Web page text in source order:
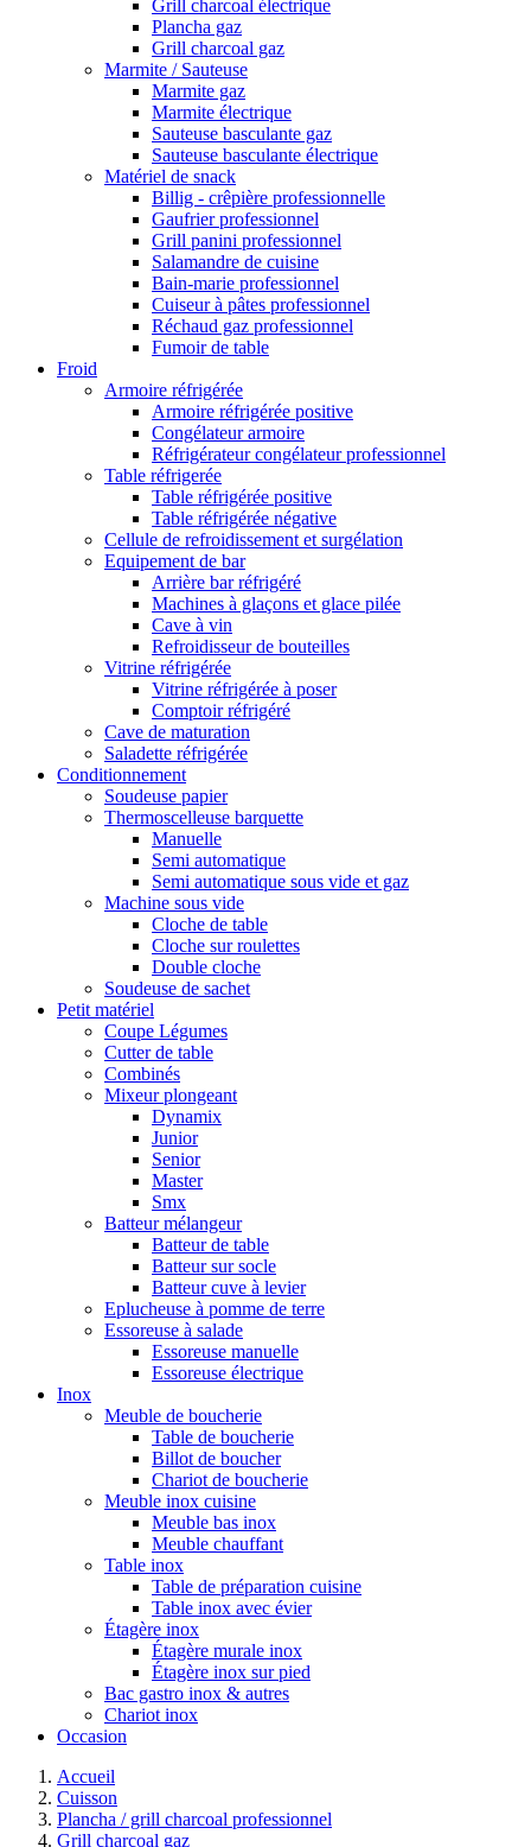
Grill charcoal électrique
Plancha gaz
Grill charcoal gaz
Marmite / Sauteuse
Marmite gaz
Marmite électrique
Sauteuse basculante gaz
Sauteuse basculante électrique
Matériel de snack
Billig - crêpière professionnelle
Gaufrier professionnel
Grill panini professionnel
Salamandre de cuisine
Bain-marie professionnel
Cuiseur à pâtes professionnel
Réchaud gaz professionnel
Fumoir de table
Froid
Armoire réfrigérée
Armoire réfrigérée positive
Congélateur armoire
Réfrigérateur congélateur professionnel
Table réfrigerée
Table réfrigérée positive
Table réfrigérée négative
Cellule de refroidissement et surgélation
Equipement de bar
Arrière bar réfrigéré
Machines à glaçons et glace pilée
Cave à vin
Refroidisseur de bouteilles
Vitrine réfrigérée
Vitrine réfrigérée à poser
Comptoir réfrigéré
Cave de maturation
Saladette réfrigérée
Conditionnement
Soudeuse papier
Thermoscelleuse barquette
Manuelle
Semi automatique
Semi automatique sous vide et gaz
Machine sous vide
Cloche de table
Cloche sur roulettes
Double cloche
Soudeuse de sachet
Petit matériel
Coupe Légumes
Cutter de table
Combinés
Mixeur plongeant
Dynamix
Junior
Senior
Master
Smx
Batteur mélangeur
Batteur de table
Batteur sur socle
Batteur cuve à levier
Eplucheuse à pomme de terre
Essoreuse à salade
Essoreuse manuelle
Essoreuse électrique
Inox
Meuble de boucherie
Table de boucherie
Billot de boucher
Chariot de boucherie
Meuble inox cuisine
Meuble bas inox
Meuble chauffant
Table inox
Table de préparation cuisine
Table inox avec évier
Étagère inox
Étagère murale inox
Étagère inox sur pied
Bac gastro inox & autres
Chariot inox
Occasion
Accueil
Cuisson
Plancha / grill charcoal professionnel
Grill charcoal gaz